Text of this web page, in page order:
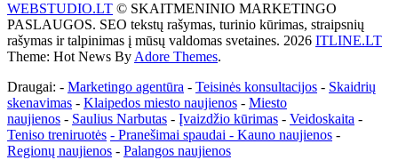
WEBSTUDIO.LT © SKAITMENINIO MARKETINGO
PASLAUGOS. SEO tekstų rašymas, turinio kūrimas, straipsnių
rašymas ir talpinimas į mūsų valdomas svetaines. 2026 ITLINE.LT
Theme: Hot News By Adore Themes.
Draugai: - Marketingo agentūra - Teisinės konsultacijos - Skaidrių
skenavimas - Klaipedos miesto naujienos - Miesto
naujienos - Saulius Narbutas - Įvaizdžio kūrimas - Veidoskaita -
Teniso treniruotės - Pranešimai spaudai - Kauno naujienos -
Regionų naujienos - Palangos naujienos